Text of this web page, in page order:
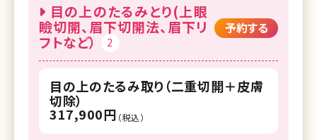
目の上のたるみとり(上眼
瞼切開、眉下切開法、眉下リ
フトなど）
2
予約する
目の上のたるみ取り（二重切開＋皮膚
切除）
317,900円 （税込）